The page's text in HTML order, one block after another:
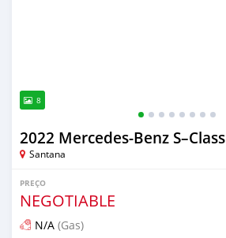
8
2022 Mercedes‒Benz S–Class
Santana
PREÇO
NEGOTIABLE
N/A (Gas)